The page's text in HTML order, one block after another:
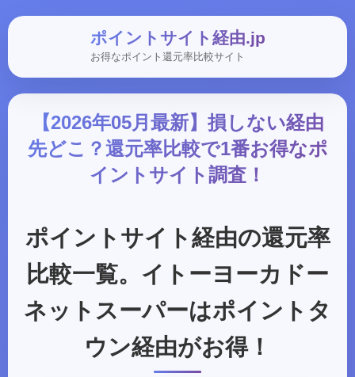
ポイントサイト経由.jp
お得なポイント還元率比較サイト
【2026年05月最新】損しない経由
先どこ？還元率比較で1番お得なポ
イントサイト調査！
ポイントサイト経由の還元率
比較一覧。イトーヨーカドー
ネットスーパーはポイントタ
ウン経由がお得！